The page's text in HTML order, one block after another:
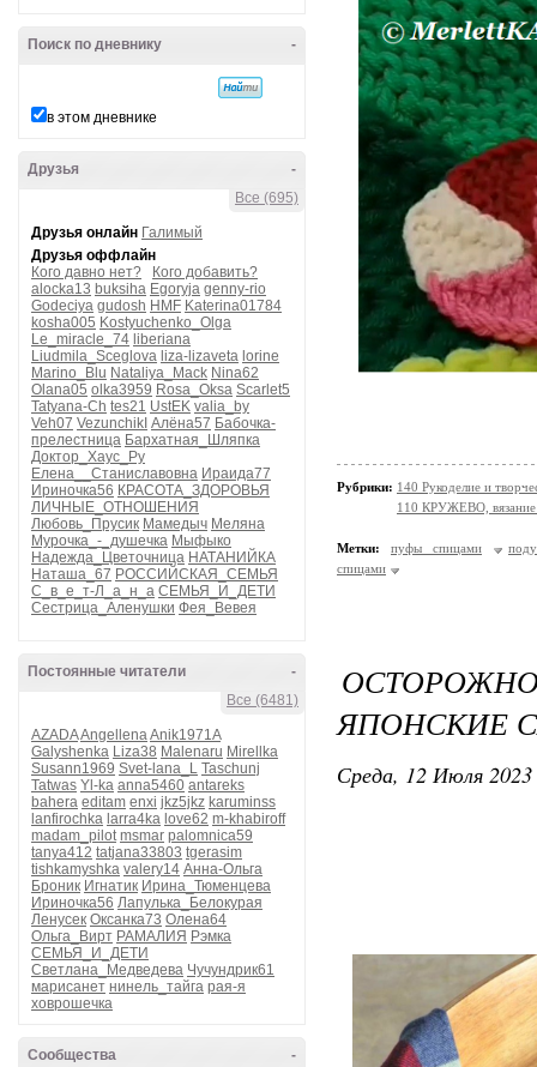
-
Поиск по дневнику
в этом дневнике
-
Друзья
Все (695)
Друзья онлайн Галимый
Друзья оффлайн
Кого давно нет?
Кого добавить?
alocka13 buksiha Egoryja genny-rio
Godeciya gudosh HMF Katerina01784
kosha005 Kostyuchenko_Olga
Le_miracle_74 liberiana
Liudmila_Sceglova liza-lizaveta lorine
Marino_Blu Nataliya_Mack Nina62
Olana05 olka3959 Rosa_Oksa Scarlet5
Tatyana-Ch tes21 UstEK valia_by
Veh07 VezunchikI Алёна57 Бабочка-
прелестница Бархатная_Шляпка
Доктор_Хаус_Ру
Елена__Станиславовна Ираида77
Ириночка56 КРАСОТА_ЗДОРОВЬЯ
ЛИЧНЫЕ_ОТНОШЕНИЯ
Любовь_Прусик Мамедыч Меляна
Мурочка_-_душечка Мыфыко
Надежда_Цветочница НАТАНИЙКА
Наташа_67 РОССИЙСКАЯ_СЕМЬЯ
С_в_е_т-Л_а_н_а СЕМЬЯ_И_ДЕТИ
Сестрица_Аленушки Фея_Вевея
-
Постоянные читатели
Все (6481)
AZADAAngellenaAnik1971A
Galyshenka Liza38 Malenaru Mirellka
Susann1969 Svet-lana_L Taschunj
Tatwas Yl-ka anna5460 antareks
bahera editam enxi jkz5jkz karuminss
lanfirochka larra4ka love62 m-khabiroff
madam_pilot msmar palomnica59
tanya412 tatjana33803 tgerasim
tishkamyshka valery14 Анна-Ольга
Броник Игнатик Ирина_Тюменцева
Ириночка56 Лапулька_Белокурая
Ленусек Оксанка73 Олена64
Ольга_Вирт РАМАЛИЯ Рэмка
СЕМЬЯ_И_ДЕТИ
Светлана_Медведева Чучундрик61
марисанет нинель_тайга рая-я
ховрошечка
-
Сообщества
Рубрики: 140 Рукоделие и
110 КРУЖЕВО, вязание
Метки: пуфы спицами
спицами
ЯПОНСКИЕ
Среда, 12 Июля